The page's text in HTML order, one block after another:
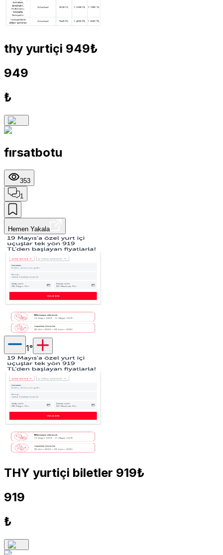
thy yurtiçi 949₺
949
₺
fırsatbotu
353
1
Hemen Yakala
1°
THY yurtiçi biletler 919₺
919
₺